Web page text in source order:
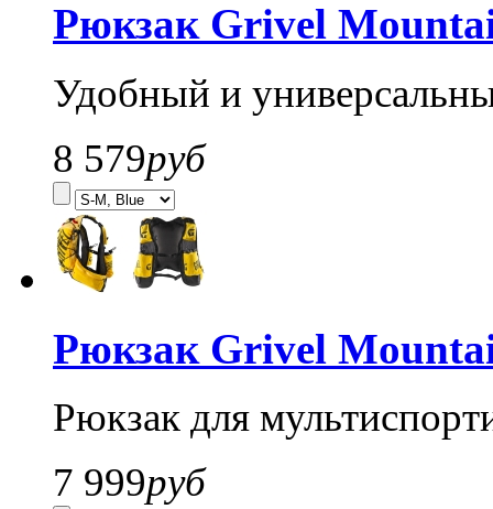
Рюкзак Grivel
Удобный и
8 579руб
Рюкзак Grivel
Рюкзак для
7 999руб